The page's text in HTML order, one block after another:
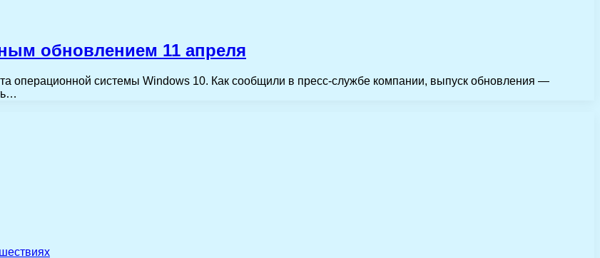
обновлением 11 апреля
операционной системы Windows 10. Как сообщили в пресс-службе компании, выпуск обновления —